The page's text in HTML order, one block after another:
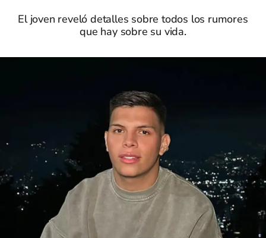
El joven reveló detalles sobre todos los rumores
que hay sobre su vida.